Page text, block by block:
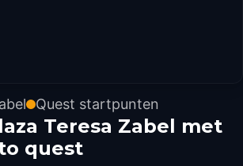
Quest startpunten
Teresa Zabel met
quest